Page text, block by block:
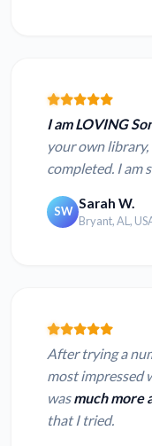
I am LOVING
your own
completed. I am
SW Sarah W.
Bryant, AL,
After trying a
most impressed
wasmuch more
that I tried.